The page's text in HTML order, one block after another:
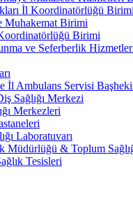
İl Koordinatörlüğü Birimi
Muhakemat Birimi
Birimi
ve Seferberlik
İl Ambulans Servisi
Sağlığı Merkezi
Merkezleri
Laboratuvarı
Müdürlüğü & Toplum
Tesisleri